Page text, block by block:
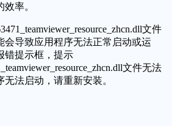
率。
文件
会导致应用程序无法正常启动或运
错提示框，提示
文件无法
法启动，请重新安装。